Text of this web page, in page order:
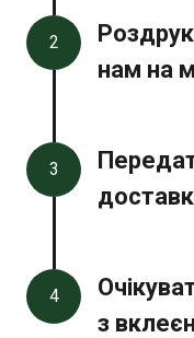
2
нам на
3
4
з